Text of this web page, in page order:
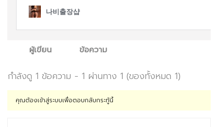
ผู้เขียน ข้อความ
กำลังดู 1 ข้อความ - 1 ผ่านทาง 1 (ของทั้งหมด 1)
คุณต้องเข้าสู่ระบบเพื่อตอบกลับกระทู้นี้